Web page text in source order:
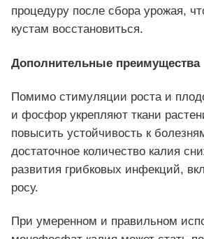
процедуру после сбора урожая,
кустам восстановиться.
Дополнительные преимущества
Помимо стимуляции роста и
и фосфор укрепляют ткани
повысить устойчивость к
достаточное количество калия
развития грибковых инфекций,
росу.
При умеренном и правильном